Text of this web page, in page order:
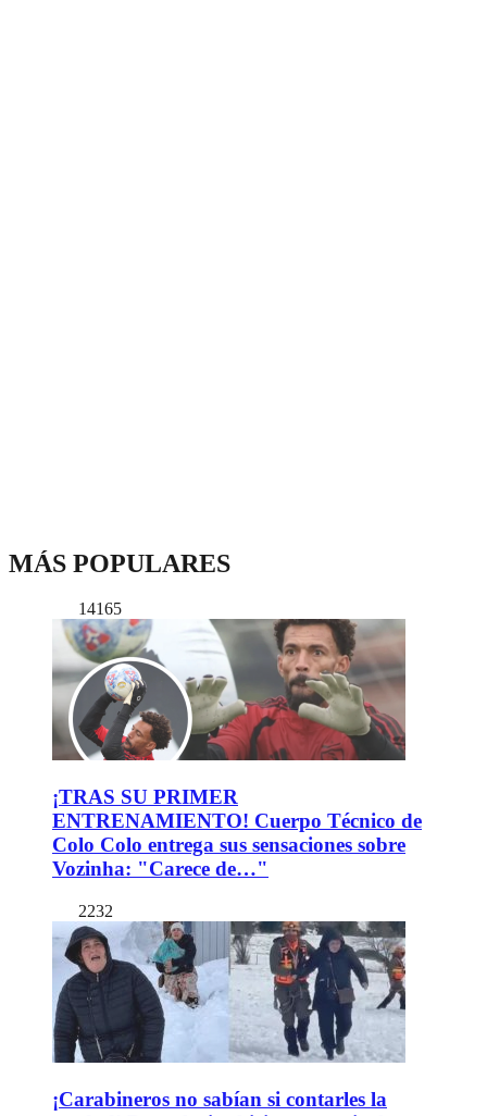
MÁS POPULARES
14165
¡TRAS SU PRIMER
ENTRENAMIENTO! Cuerpo Técnico de
Colo Colo entrega sus sensaciones sobre
Vozinha: "Carece de…"
2232
¡Carabineros no sabían si contarles la